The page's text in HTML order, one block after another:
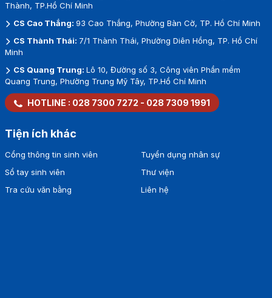
Thành, TP.Hồ Chí Minh
CS Cao Thắng: 93 Cao Thắng, Phường Bàn Cờ, TP. Hồ Chí Minh
CS Thành Thái: 7/1 Thành Thái, Phường Diên Hồng, TP. Hồ Chí
Minh
CS Quang Trung: Lô 10, Đường số 3, Công viên Phần mềm
Quang Trung, Phường Trung Mỹ Tây, TP.Hồ Chí Minh
HOTLINE : 028 7300 7272 - 028 7309 1991
Tiện ích khác
Cổng thông tin sinh viên
Sổ tay sinh viên
Tra cứu văn bằng
Tuyển dụng nhân sự
Thư viện
Liên hệ